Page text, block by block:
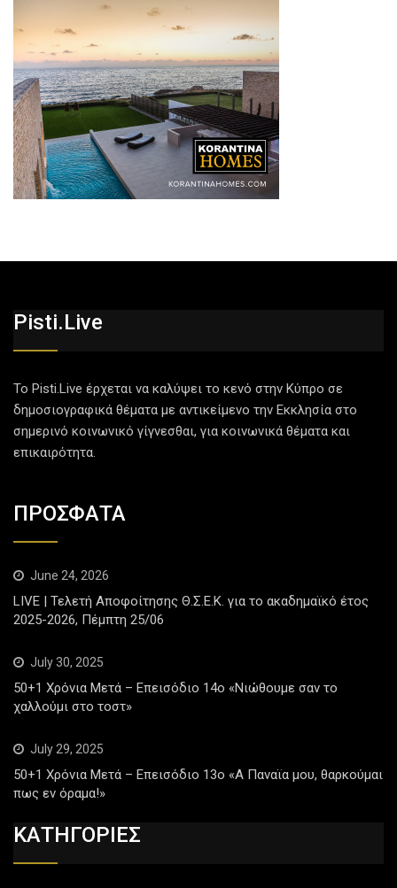
Pisti.live
Το Pisti.Live έρχεται να καλύψει το κενό στην Κύπρο σε
δημοσιογραφικά θέματα με αντικείμενο την Εκκλησία στο
σημερινό κοινωνικό γίγνεσθαι, για κοινωνικά θέματα και
επικαιρότητα.
ΠΡΟΣΦΑΤΑ
June 24, 2026
LIVE | Τελετή Αποφοίτησης Θ.Σ.Ε.Κ. για το ακαδημαϊκό έτος
2025-2026, Πέμπτη 25/06
July 30, 2025
50+1 Χρόνια Μετά – Επεισόδιο 14ο «Νιώθουμε σαν το
χαλλούμι στο τοστ»
July 29, 2025
50+1 Χρόνια Μετά – Επεισόδιο 13ο «Α Παναϊα μου, θαρκούμαι
πως εν όραμα!»
ΚΑΤΗΓΟΡΙΕΣ